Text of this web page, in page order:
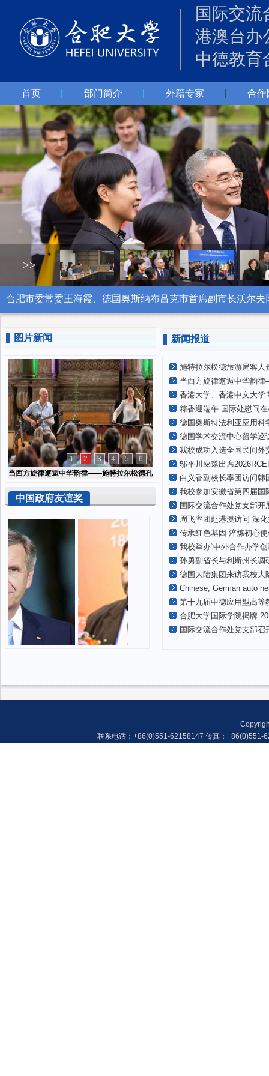
国际交流
港澳台办
中德教育
首页 部门简介 外籍专家 合作
合肥市委常委王海霞、德国奥斯纳布吕克市首席副市长沃尔
>>
图片新闻
1 2 3 4 5
6
当西方旋律邂逅中华韵律——施特拉尔松德孔
中国政府友谊奖
新闻报道
施特拉尔松德旅游局客人
当西方旋律邂逅中华韵
香港大学、香港中文大
粽香迎端午 国际处慰问
德国奥斯特法利亚应用
德国学术交流中心留学巡
我校成功入选全国民间外
邬平川应邀出席
白义香副校长率团访问
我校参加安徽省第四届国
国际交流合作处党支部开
周飞率团赴港澳访问 深
传承红色基因 淬炼初心
我校举办“中外合作办学
孙勇副省长与利斯州长调
德国大陆集团来访我校大
Chinese, German auto
第十九届中德应用型高等
合肥大学国际学院揭牌
国际交流合作处党支部
联系电话：+86(0)551-62158147 传真：+86(0)551-